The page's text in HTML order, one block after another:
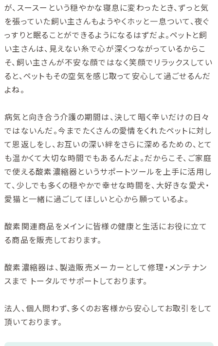
が、スースーという穏やかな寝息に変わったとき、ずっと気
を張っていた飼い主さんもようやくホッと一息ついて、夜ぐ
っすりと眠ることができるようになるはずだよ。ペットと飼
い主さんは、見えない糸で心が深くつながっているからこ
そ、飼い主さんが不安な顔ではなく笑顔でリラックスしてい
ると、ペットもその空気を感じ取って安心して過ごせるんだ
よね。
病気と向き合う介護の期間は、決して暗く辛いだけの日々
ではないんだ。今までたくさんの愛情をくれたペットに対し
て恩返しをし、お互いの深い絆をさらに深めるための、とて
も温かくて大切な時間でもあるんだよ。だからこそ、ご家庭
で使える酸素濃縮器というサポートツールを上手に活用し
て、少しでも多くの穏やかで幸せな時間を、大好きな愛犬・
愛猫と一緒に過ごしてほしいと心から願っているよ。
酸素関連商品をメインに皆様の健康と生活にお役に立て
る商品を販売しております。
酸素濃縮器は、製造販売メーカーとして修理・メンテナン
スまで トータルでサポートしております。
法人、個人問わず、多くのお客様から安心してお取引をして
頂いております。